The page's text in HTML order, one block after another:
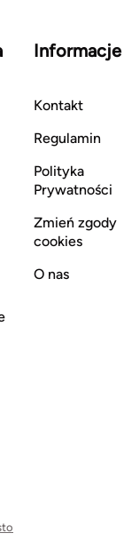
Informacje
Kontakt
Regulamin
Polityka
Prywatności
Zmień zgody
cookies
O nas